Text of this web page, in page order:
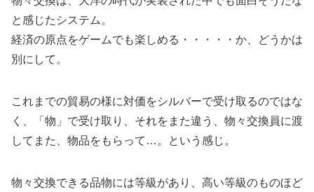
と感じたシステム。
経済の原点をゲームでも楽しめる・・・・・か、どうかは
別にして。
これまでの貿易の様に対価をシルバーで受け取るのではな
く、「物」で受け取り、それをまた違う、物々交換員に渡
してまた、物品をもらって…。という感じ。
物々交換できる品物には等級があり、高い等級のものほど